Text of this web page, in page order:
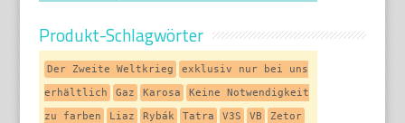
Produkt-Schlagwörter
Der Zweite Weltkrieg
exklusiv nur bei uns
erhältlich
Gaz Karosa
Keine Notwendigkeit
zu farben
Liaz Rybák Tatra V3S VB
Zetor